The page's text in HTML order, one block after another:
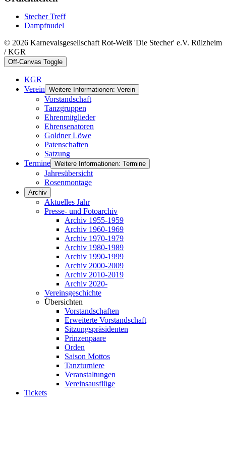
Stecher Treff
Dampfnudel
© 2026 Karnevalsgesellschaft Rot-Weiß 'Die Stecher' e.V. Rülzheim
/ KGR
Off-Canvas Toggle
KGR
Verein Weitere Informationen: Verein
Vorstandschaft
Tanzgruppen
Ehrenmitglieder
Ehrensenatoren
Goldner Löwe
Patenschaften
Satzung
Termine Weitere Informationen: Termine
Jahresübersicht
Rosenmontage
Archiv
Aktuelles Jahr
Presse- und Fotoarchiv
Archiv 1955-1959
Archiv 1960-1969
Archiv 1970-1979
Archiv 1980-1989
Archiv 1990-1999
Archiv 2000-2009
Archiv 2010-2019
Archiv 2020-
Vereinsgeschichte
Übersichten
Vorstandschaften
Erweiterte Vorstandschaft
Sitzungspräsidenten
Prinzenpaare
Orden
Saison Mottos
Tanzturniere
Veranstaltungen
Vereinsausflüge
Tickets